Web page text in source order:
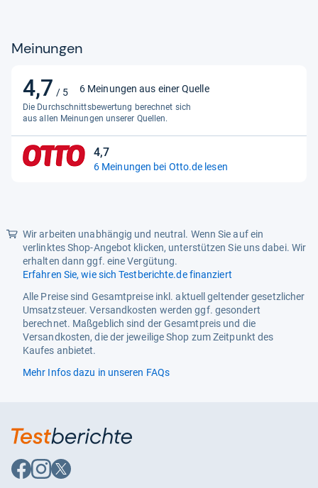
Meinungen
4,7 / 5
4,7
von
5
Sternen
6 Meinungen aus einer Quelle
Die Durchschnittsbewertung berechnet sich
aus allen Meinungen unserer Quellen.
4,7
4,7
von
6 Meinungen bei Otto.de lesen
Wir arbeiten unabhängig und neutral. Wenn Sie auf ein
verlinktes Shop-Angebot klicken, unterstützen Sie uns dabei. Wir
erhalten dann ggf. eine Vergütung.
Erfahren Sie, wie sich Testberichte.de finanziert
Alle Preise sind Gesamtpreise inkl. aktuell geltender gesetzlicher
Umsatzsteuer. Versandkosten werden ggf. gesondert
berechnet. Maßgeblich sind der Gesamtpreis und die
Versandkosten, die der jeweilige Shop zum Zeitpunkt des
Kaufes anbietet.
Mehr Infos dazu in unseren FAQs
Auf
Facebook
Auf
Instagram
Auf
X